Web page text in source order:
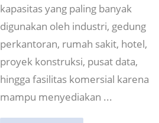
kapasitas yang paling banyak
digunakan oleh industri, gedung
perkantoran, rumah sakit, hotel,
proyek konstruksi, pusat data,
hingga fasilitas komersial karena
mampu menyediakan ...